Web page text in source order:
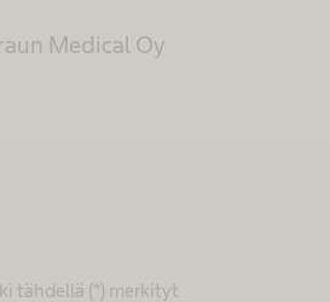
Medical Oy
tähdellä (*) merkityt